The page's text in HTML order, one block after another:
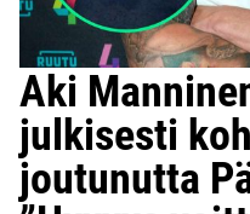
Aki
julkisesti
joutunutta